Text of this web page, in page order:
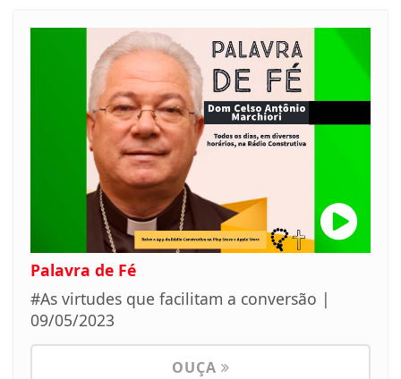
Palavra de Fé
#As virtudes que facilitam a conversão |
09/05/2023
OUÇA